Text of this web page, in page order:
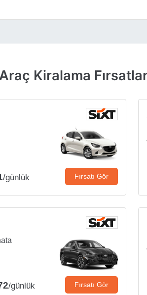
Kiralama
/günlük Fırsatı Gör
/günlük Fırsatı Gör